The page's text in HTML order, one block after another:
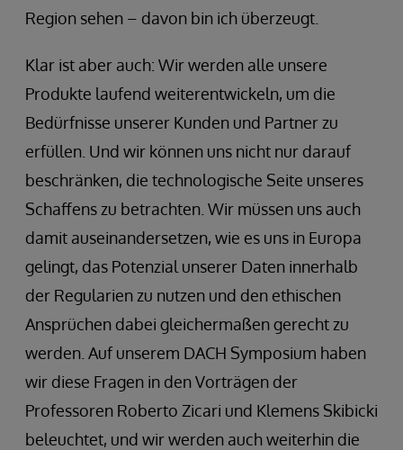
Region sehen – davon bin ich überzeugt.
Klar ist aber auch: Wir werden alle unsere
Produkte laufend weiterentwickeln, um die
Bedürfnisse unserer Kunden und Partner zu
erfüllen. Und wir können uns nicht nur darauf
beschränken, die technologische Seite unseres
Schaffens zu betrachten. Wir müssen uns auch
damit auseinandersetzen, wie es uns in Europa
gelingt, das Potenzial unserer Daten innerhalb
der Regularien zu nutzen und den ethischen
Ansprüchen dabei gleichermaßen gerecht zu
werden. Auf unserem DACH Symposium haben
wir diese Fragen in den Vorträgen der
Professoren Roberto Zicari und Klemens Skibicki
beleuchtet, und wir werden auch weiterhin die